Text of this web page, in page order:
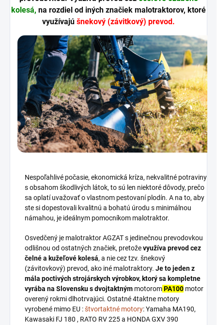
kolesá, na rozdiel od iných značiek malotraktorov, ktoré
využívajú šnekový (závitkový) prevod.
Nespoľahlivé počasie, ekonomická kríza, nekvalitné potraviny
s obsahom škodlivých látok, to sú len niektoré dôvody, prečo
sa oplatí uvažovať o vlastnom pestovaní plodín. A na to, aby
ste si dopestovali kvalitnú a bohatú úrodu s minimálnou
námahou, je ideálnym pomocníkom malotraktor.
Osvedčený je malotraktor AGZAT s jedinečnou prevodovkou
odlišnou od ostatných značiek, pretoževyužíva prevod cez
čelné a kužeľové kolesá, a nie cez tzv. šnekový
(závitovkový) prevod, ako iné malotraktory. Je to jeden z
mála poctivých strojárskych výrobkov, ktorý sa kompletne
vyrába na Slovensku s dvojtaktným motoromPA100 motor
overený rokmi dlhotrvajúci. Ostatné 4taktne motory
vyrobené mimo EU :štvortaktné motory: Yamaha MA190,
Kawasaki FJ 180 , RATO RV 225 a HONDA GXV 390